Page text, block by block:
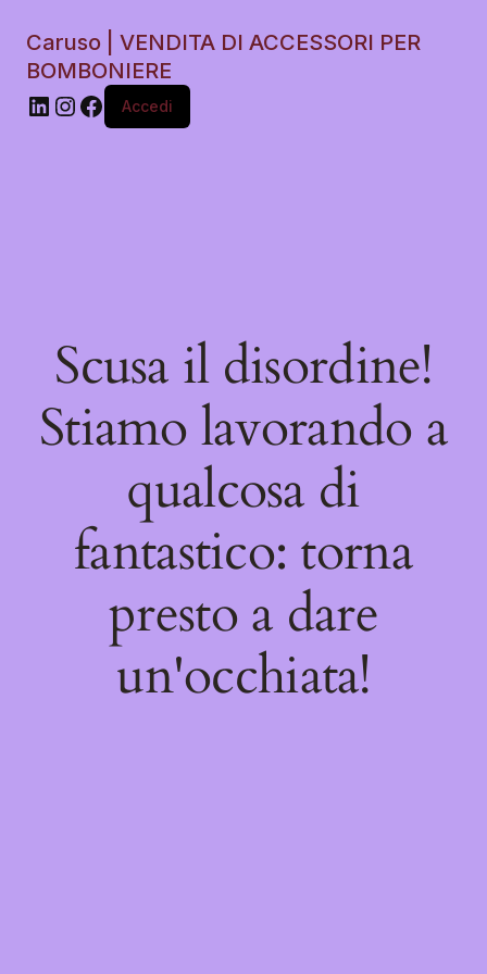
Caruso | VENDITA DI ACCESSORI PER
BOMBONIERE
Accedi
Scusa il disordine!
Stiamo lavorando a
qualcosa di
fantastico: torna
presto a dare
un'occhiata!